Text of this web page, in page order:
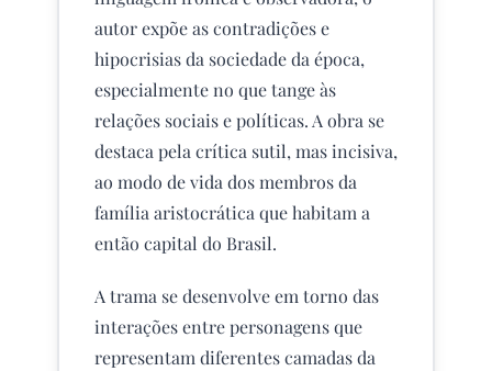
autor expõe as contradições e
hipocrisias da sociedade da época,
especialmente no que tange às
relações sociais e políticas. A obra se
destaca pela crítica sutil, mas incisiva,
ao modo de vida dos membros da
família aristocrática que habitam a
então capital do Brasil.
A trama se desenvolve em torno das
interações entre personagens que
representam diferentes camadas da